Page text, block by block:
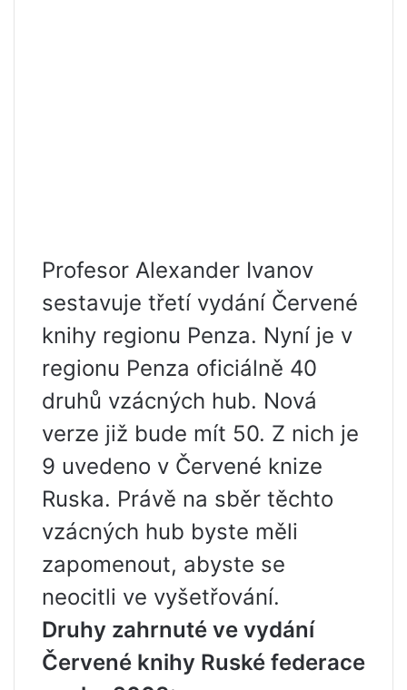
Profesor Alexander Ivanov
sestavuje třetí vydání Červené
knihy regionu Penza. Nyní je v
regionu Penza oficiálně 40
druhů vzácných hub. Nová
verze již bude mít 50. Z nich je
9 uvedeno v Červené knize
Ruska. Právě na sběr těchto
vzácných hub byste měli
zapomenout, abyste se
neocitli ve vyšetřování.
Druhy zahrnuté ve vydání
Červené knihy Ruské federace